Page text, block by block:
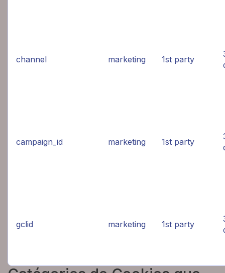
channel marketing 1st party
campaign_id marketing 1st party
gclid marketing 1st party